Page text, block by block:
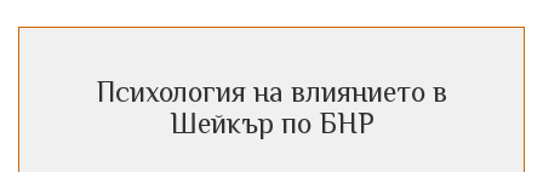
Психология на влиянието в
Шейкър по БНР